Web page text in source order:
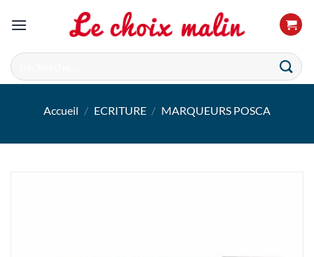
Recherche
pour :
Accueil / ECRITURE / MARQUEURS POSCA